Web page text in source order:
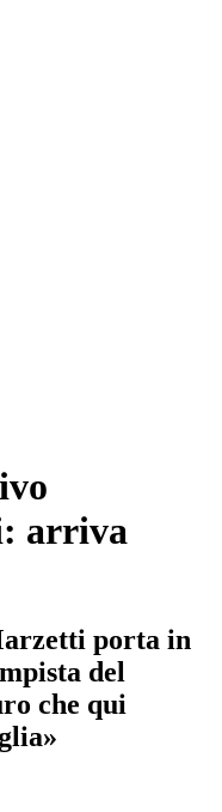
arriva
porta in
del
che qui